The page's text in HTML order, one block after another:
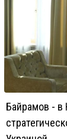
Байрамов -